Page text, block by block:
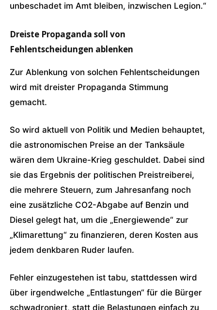
unbeschadet im Amt bleiben, inzwischen Legion.“
Dreiste Propaganda soll von
Fehlentscheidungen ablenken
Zur Ablenkung von solchen Fehlentscheidungen
wird mit dreister Propaganda Stimmung
gemacht.
So wird aktuell von Politik und Medien behauptet,
die astronomischen Preise an der Tanksäule
wären dem Ukraine-Krieg geschuldet. Dabei sind
sie das Ergebnis der politischen Preistreiberei,
die mehrere Steuern, zum Jahresanfang noch
eine zusätzliche CO2-Abgabe auf Benzin und
Diesel gelegt hat, um die „Energiewende“ zur
„Klimarettung“ zu finanzieren, deren Kosten aus
jedem denkbaren Ruder laufen.
Fehler einzugestehen ist tabu, stattdessen wird
über irgendwelche „Entlastungen“ für die Bürger
schwadroniert, statt die Belastungen einfach zu